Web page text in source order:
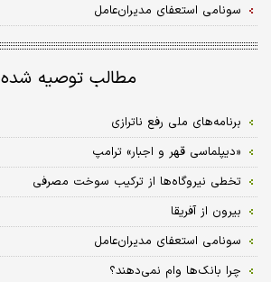
سونامی استعفای مدیران‌عامل
مطالب توصیه شده
برنامه‌های ملی رفع ناترازی
«دیپلماسی قهر و اجبار» ترامپ
تخطی نیروگاه‌ها از ترکیب سوخت مصرفی
بیرون از آفریقا
سونامی استعفای مدیران‌عامل
چرا بانک‌ها وام نمی‌دهند؟